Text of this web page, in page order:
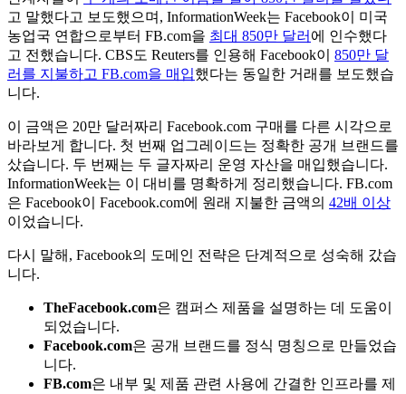
고 말했다고 보도했으며, InformationWeek는 Facebook이 미국
농업국 연합으로부터 FB.com을 최대 850만 달러 에 인수했다
고 전했습니다. CBS도 Reuters를 인용해 Facebook이 850만 달
러를 지불하고 FB.com을 매입했다는 동일한 거래를 보도했습
니다.
이 금액은 20만 달러짜리 Facebook.com 구매를 다른 시각으로
바라보게 합니다. 첫 번째 업그레이드는 정확한 공개 브랜드를
샀습니다. 두 번째는 두 글자짜리 운영 자산을 매입했습니다.
InformationWeek는 이 대비를 명확하게 정리했습니다. FB.com
은 Facebook이 Facebook.com에 원래 지불한 금액의 42배 이상
이었습니다.
다시 말해, Facebook의 도메인 전략은 단계적으로 성숙해 갔습
니다.
TheFacebook.com은 캠퍼스 제품을 설명하는 데 도움이
되었습니다.
Facebook.com은 공개 브랜드를 정식 명칭으로 만들었습
니다.
FB.com은 내부 및 제품 관련 사용에 간결한 인프라를 제